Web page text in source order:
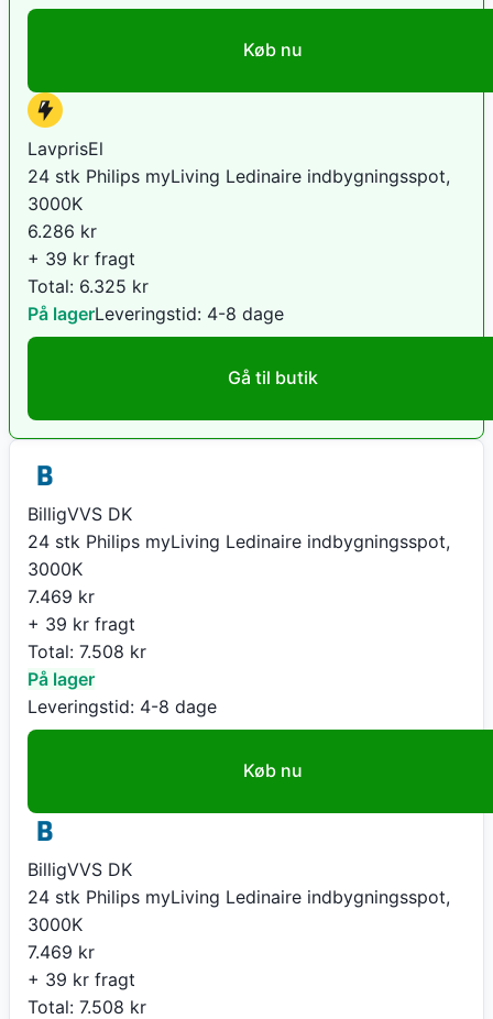
Køb nu
LavprisEl
24 stk Philips myLiving Ledinaire indbygningsspot,
3000K
6.286 kr
+ 39 kr fragt
Total: 6.325 kr
På lagerLeveringstid: 4-8 dage
Gå til butik
BilligVVS DK
24 stk Philips myLiving Ledinaire indbygningsspot,
3000K
7.469 kr
+ 39 kr fragt
Total: 7.508 kr
På lager
Leveringstid: 4-8 dage
Køb nu
BilligVVS DK
24 stk Philips myLiving Ledinaire indbygningsspot,
3000K
7.469 kr
+ 39 kr fragt
Total: 7.508 kr